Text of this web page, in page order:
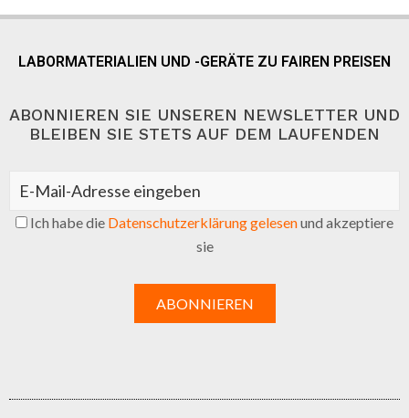
LABORMATERIALIEN UND -GERÄTE ZU FAIREN PREISEN
ABONNIEREN SIE UNSEREN NEWSLETTER UND
BLEIBEN SIE STETS AUF DEM LAUFENDEN
Ich habe die Datenschutzerklärung gelesenund akzeptiere
sie